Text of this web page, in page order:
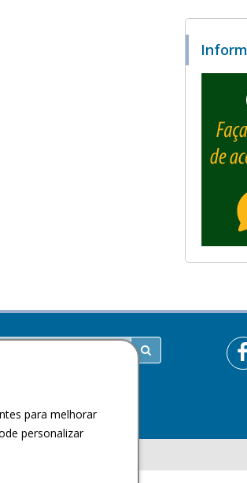
para melhorar
personalizar